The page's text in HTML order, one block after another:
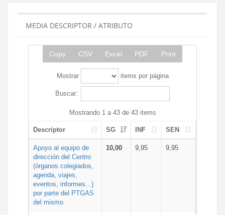
MEDIA DESCRIPTOR / ATRIBUTO
Copy CSV Excel PDF Print
Mostrar items por página
Buscar:
Mostrando 1 a 43 de 43 items
Descriptor SG INF SEN
Apoyo al equipo de
dirección del Centro
(órganos colegiados,
agenda, viajes,
eventos, informes...)
por parte del PTGAS
del mismo
10,00 9,95 9,95